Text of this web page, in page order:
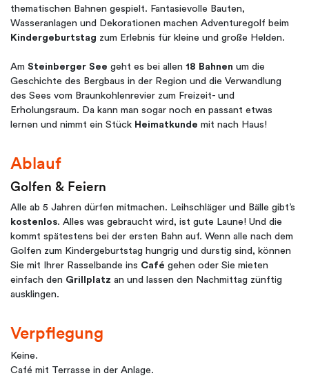
thematischen Bahnen gespielt. Fantasievolle Bauten,
Wasseranlagen und Dekorationen machen Adventuregolf beim
Kindergeburtstag zum Erlebnis für kleine und große Helden.
Am Steinberger See geht es bei allen 18 Bahnen um die
Geschichte des Bergbaus in der Region und die Verwandlung
des Sees vom Braunkohlenrevier zum Freizeit- und
Erholungsraum. Da kann man sogar noch en passant etwas
lernen und nimmt ein Stück Heimatkunde mit nach Haus!
Ablauf
Golfen & Feiern
Alle ab 5 Jahren dürfen mitmachen. Leihschläger und Bälle gibt’s
kostenlos. Alles was gebraucht wird, ist gute Laune! Und die
kommt spätestens bei der ersten Bahn auf. Wenn alle nach dem
Golfen zum Kindergeburtstag hungrig und durstig sind, können
Sie mit Ihrer Rasselbande ins Café gehen oder Sie mieten
einfach den Grillplatz an und lassen den Nachmittag zünftig
ausklingen.
Verpflegung
Keine.
Café mit Terrasse in der Anlage.